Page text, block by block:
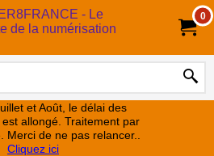
0
et Août, le délai des
allongé. Traitement par
Merci de ne pas relancer..
Cliquez ici